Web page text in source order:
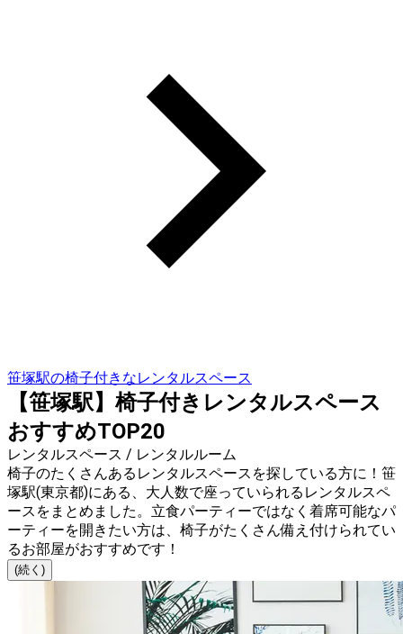
笹塚駅の椅子付きなレンタルスペース
【笹塚駅】椅子付きレンタルスペース
おすすめTOP20
レンタルスペース / レンタルルーム
椅子のたくさんあるレンタルスペースを探している方に！笹
塚駅(東京都)にある、大人数で座っていられるレンタルスペ
ースをまとめました。立食パーティーではなく着席可能なパ
ーティーを開きたい方は、椅子がたくさん備え付けられてい
るお部屋がおすすめです！
(続く)